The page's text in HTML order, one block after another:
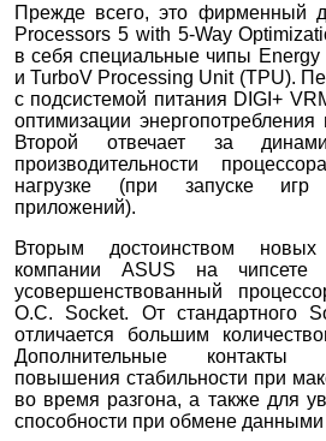
Прежде всего, это фирменный
Processors 5 with 5-Way
в себя специальные чипы
и TurboV Processing Unit (TPU).
с подсистемой питания DIGI+
оптимизации
Второй отвечает за
производительности
нагрузке (при запуске игр
приложений).
Вторым достоинством
компании ASUS на чипсете
усовершенствованный
O.C. Socket. От стандартного
отличается большим
Дополнительные контакты
повышения стабильности при
во время разгона, а также для
способности при обмене